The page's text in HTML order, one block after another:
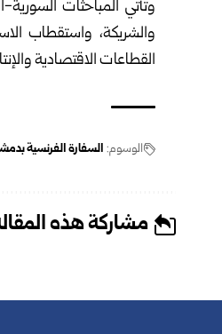
وتأتي المباحثات
والشريكة، واستقطاب
القطاعات الاقتصادية
الوسوم:السفارة الفرنسية
مشاركة هذه